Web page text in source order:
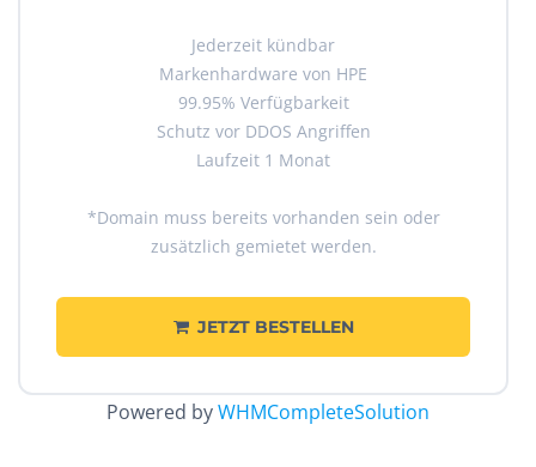
Jederzeit kündbar
Markenhardware von HPE
99.95% Verfügbarkeit
Schutz vor DDOS Angriffen
Laufzeit 1 Monat
*Domain muss bereits vorhanden sein oder
zusätzlich gemietet werden.
JETZT BESTELLEN
Powered byWHMCompleteSolution